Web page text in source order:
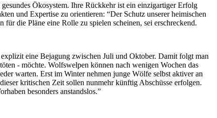
Ökosystem. Ihre Rückkehr ist ein einzigartiger Erfolg
und Expertise zu orientieren: “Der Schutz unserer heimischen
die Pläne eine Rolle zu spielen scheinen, sei erschreckend.
eine Bejagung zwischen Juli und Oktober. Damit folgt man
- möchte. Wolfswelpen können nach wenigen Wochen das
warten. Erst im Winter nehmen junge Wölfe selbst aktiver an
kritischen Zeit sollen nunmehr künftig Abschüsse erfolgen.
besonders anstandslos.”